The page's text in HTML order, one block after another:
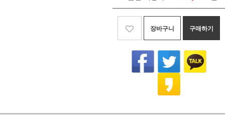
장바구니 구매하기